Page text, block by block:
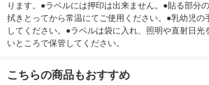
ります。●ラベルには押印は出来ません。●貼る部分
拭きとってから常温にてご使用ください。●乳幼児の
してください。●ラベルは袋に入れ、照明や直射日光
いところで保管してください。
こちらの商品もおすすめ